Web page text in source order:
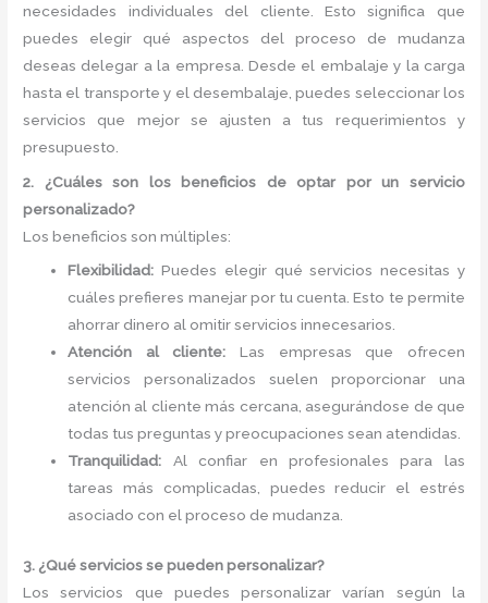
necesidades individuales del cliente. Esto significa que
puedes elegir qué aspectos del proceso de mudanza
deseas delegar a la empresa. Desde el embalaje y la carga
hasta el transporte y el desembalaje, puedes seleccionar los
servicios que mejor se ajusten a tus requerimientos y
presupuesto.
2. ¿Cuáles son los beneficios de optar por un servicio
personalizado?
Los beneficios son múltiples:
Flexibilidad: Puedes elegir qué servicios necesitas y
cuáles prefieres manejar por tu cuenta. Esto te permite
ahorrar dinero al omitir servicios innecesarios.
Atención al cliente: Las empresas que ofrecen
servicios personalizados suelen proporcionar una
atención al cliente más cercana, asegurándose de que
todas tus preguntas y preocupaciones sean atendidas.
Tranquilidad: Al confiar en profesionales para las
tareas más complicadas, puedes reducir el estrés
asociado con el proceso de mudanza.
3. ¿Qué servicios se pueden personalizar?
Los servicios que puedes personalizar varían según la